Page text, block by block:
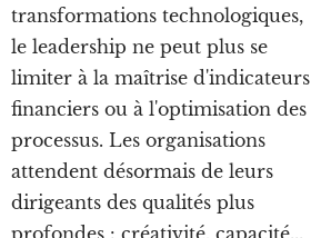
transformations technologiques,
le leadership ne peut plus se
limiter à la maîtrise d'indicateurs
financiers ou à l'optimisation des
processus. Les organisations
attendent désormais de leurs
dirigeants des qualités plus
profondes : créativité, capacité...